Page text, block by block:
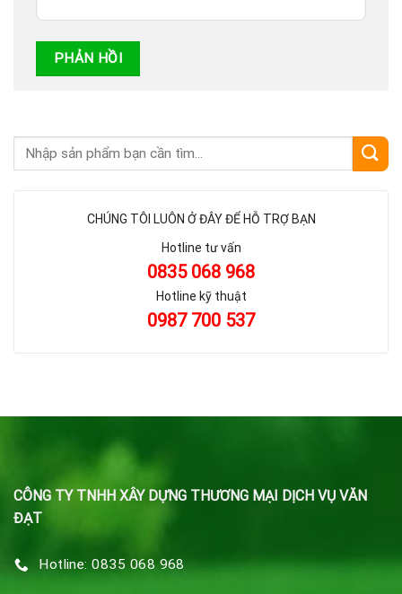
CHÚNG TÔI LUÔN Ở ĐÂY ĐỂ HỖ TRỢ BẠN
Hotline tư vấn
0835 068 968
Hotline kỹ thuật
0987 700 537
CÔNG TY TNHH XÂY DỰNG THƯƠNG MẠI DỊCH VỤ VĂN
ĐẠT
Hotline: 0835 068 968